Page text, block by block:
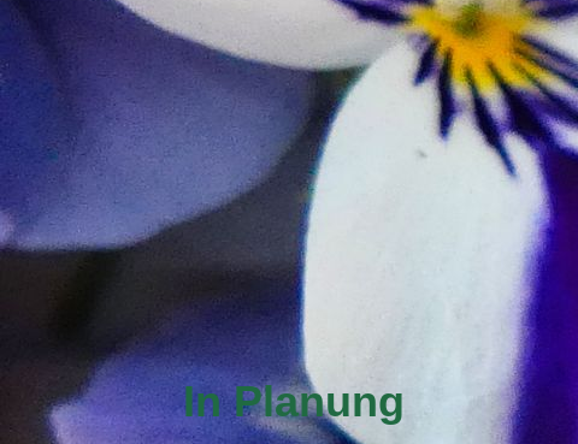
In Planung